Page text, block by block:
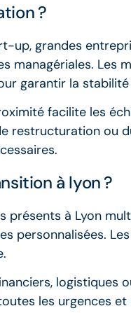
?
up, grandes
managériales. Les
garantir la
facilite les
restructuration ou
à lyon ?
à Lyon
personnalisées.
logistiques
les urgences